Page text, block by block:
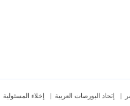
| إتحاد البورصات العربية |
إخلاء المسئولية